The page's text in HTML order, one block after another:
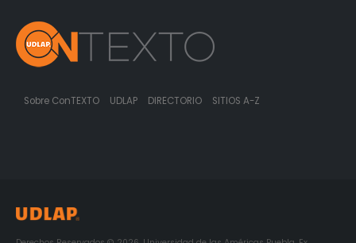
Sobre ConTEXTO UDLAP DIRECTORIO SITIOS A-Z